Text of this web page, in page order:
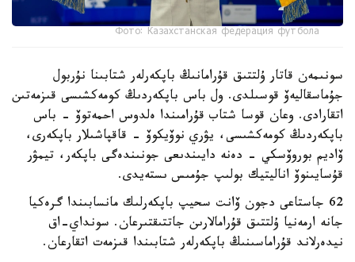
Фото: Казахстанская федерация футбола
سونىمەن قاتار ۇلتتىق قۇرامانىڭ باپكەرلەر شتابىنا نۇربول
جۇماسقاليەۆ قوسىلدى. ول باس باپكەردىڭ كومەكشىسى قىزمەتىن
اتقارادى. وعان قوسا شتاب قۇرامىندا ەلدوس احمەتوۆ - باس
باپكەردىڭ كومەكشىسى، يۋري نوۆيكوۆ - قاقپاشىلار باپكەرى،
ۆاديم بوروۆسكي - دەنە دايىندىعى جونىندەگى باپكەر، تيمۋر
قۇسايىنوۆ اناليتيك بولىپ جۇمىس ىستەيدى.
62 جاستاعى دجون ۆانت سحيپ باپكەرلىك مانسابىندا گرەكيا
جانە ارمەنيا ۇلتتىق قۇرامالارىن جاتتىقتىرعان. سونداي-اق
نيدەرلاند قۇراماسىنىڭ باپكەرلەر شتابىندا قىزمەت اتقارعان.